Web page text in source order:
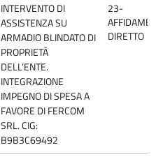
INTERVENTO DI
ASSISTENZA SU
ARMADIO BLINDATO DI
PROPRIETÀ
DELL’ENTE.
INTEGRAZIONE
IMPEGNO DI SPESA A
FAVORE DI FERCOM
SRL. CIG:
B9B3C69492
23-
DIRETTO